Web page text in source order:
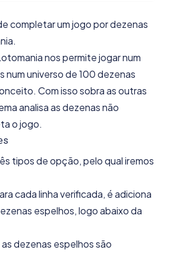
completar um jogo por dezenas
nos permite jogar num
num universo de 100 dezenas
Com isso sobra as outras
analisa as dezenas não
o jogo.
tipos de opção, pelo qual iremos
cada linha verificada, é adiciona
espelhos, logo abaixo da
as dezenas espelhos são